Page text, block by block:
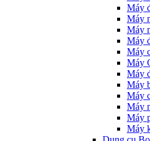
Máy
Máy
Máy
Máy
Máy
Máy
Máy
Máy
Máy
Máy
Máy
Máy